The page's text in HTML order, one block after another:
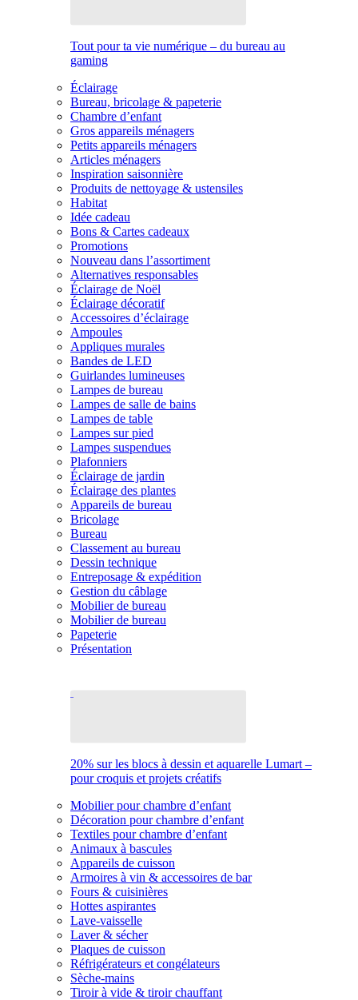
Tout pour ta vie numérique – du bureau au
gaming
Éclairage
Bureau, bricolage & papeterie
Chambre d’enfant
Gros appareils ménagers
Petits appareils ménagers
Articles ménagers
Inspiration saisonnière
Produits de nettoyage & ustensiles
Habitat
Idée cadeau
Bons & Cartes cadeaux
Promotions
Nouveau dans l’assortiment
Alternatives responsables
Éclairage de Noël
Éclairage décoratif
Accessoires d’éclairage
Ampoules
Appliques murales
Bandes de LED
Guirlandes lumineuses
Lampes de bureau
Lampes de salle de bains
Lampes de table
Lampes sur pied
Lampes suspendues
Plafonniers
Éclairage de jardin
Éclairage des plantes
Appareils de bureau
Bricolage
Bureau
Classement au bureau
Dessin technique
Entreposage & expédition
Gestion du câblage
Mobilier de bureau
Mobilier de bureau
Papeterie
Présentation
20% sur les blocs à dessin et aquarelle Lumart –
pour croquis et projets créatifs
Mobilier pour chambre d’enfant
Décoration pour chambre d’enfant
Textiles pour chambre d’enfant
Animaux à bascules
Appareils de cuisson
Armoires à vin & accessoires de bar
Fours & cuisinières
Hottes aspirantes
Lave-vaisselle
Laver & sécher
Plaques de cuisson
Réfrigérateurs et congélateurs
Sèche-mains
Tiroir à vide & tiroir chauffant